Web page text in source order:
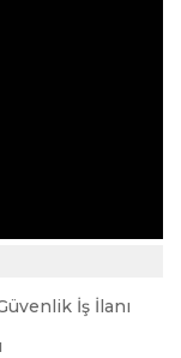
İş İlanı